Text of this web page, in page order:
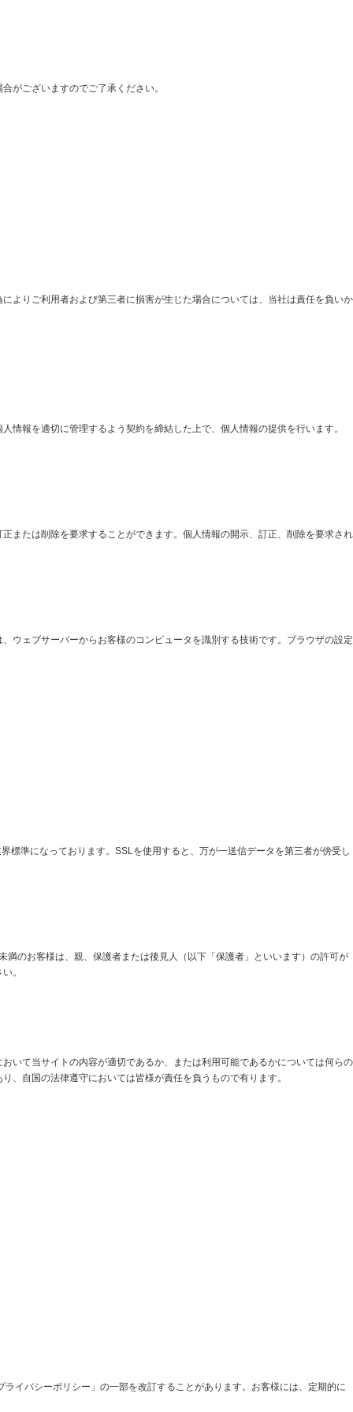
がございますのでご了承ください。
よりご利用者および第三者に損害が生じた場合については、当社は責任を負いか
情報を適切に管理するよう契約を締結した上で、個人情報の提供を行います。
または削除を要求することができます。個人情報の開示、訂正、削除を要求され
ウェブサーバーからお客様のコンピュータを識別する技術です。ブラウザの設定
標準になっております。SSLを使用すると、万が一送信データを第三者が傍受し
のお客様は、親、保護者または後見人（以下「保護者」といいます）の許可が
。
いて当サイトの内容が適切であるか、または利用可能であるかについては何らの
、自国の法律遵守においては皆様が責任を負うもので有ります。
イバシーポリシー」の一部を改訂することがあります。お客様には、定期的に